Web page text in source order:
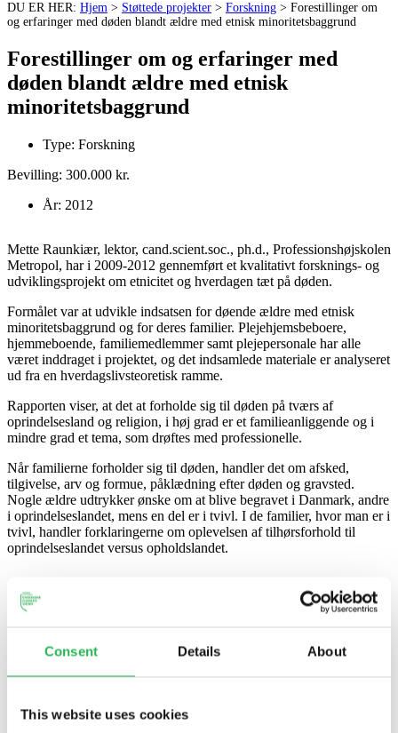
Consent Details About
This website uses cookies
DU ER HER: Hjem > Støttede projekter > Forskning > Forestillinger om
og erfaringer med døden blandt ældre med etnisk minoritetsbaggrund
Forestillinger om og erfaringer med
døden blandt ældre med etnisk
minoritetsbaggrund
Type: Forskning
Bevilling: 300.000 kr.
År: 2012
Mette Raunkiær, lektor, cand.scient.soc., ph.d., Professionshøjskolen
Metropol, har i 2009-2012 gennemført et kvalitativt forsknings- og
udviklingsprojekt om etnicitet og hverdagen tæt på døden.
Formålet var at udvikle indsatsen for døende ældre med etnisk
minoritetsbaggrund og for deres familier. Plejehjemsbeboere,
hjemmeboende, familiemedlemmer samt plejepersonale har alle
været inddraget i projektet, og det indsamlede materiale er analyseret
ud fra en hverdagslivsteoretisk ramme.
Rapporten viser, at det at forholde sig til døden på tværs af
oprindelsesland og religion, i høj grad er et familieanliggende og i
mindre grad et tema, som drøftes med professionelle.
Når familierne forholder sig til døden, handler det om afsked,
tilgivelse, arv og formue, påklædning efter døden og gravsted.
Nogle ældre udtrykker ønske om at blive begravet i Danmark, andre
i oprindelseslandet, mens en del er i tvivl. I de familier, hvor man er i
tvivl, handler forklaringerne om oplevelsen af tilhørsforhold til
oprindelseslandet versus opholdslandet.